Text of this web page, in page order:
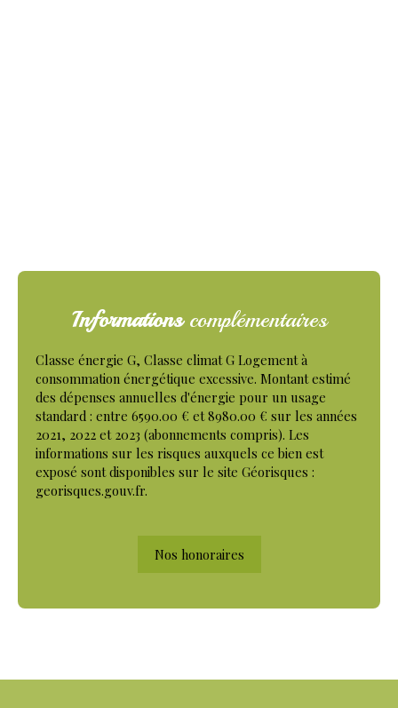
Informationscomplémentaires
Classe énergie G, Classe climat G Logement à
consommation énergétique excessive. Montant estimé
des dépenses annuelles d'énergie pour un usage
standard : entre 6590.00 € et 8980.00 € sur les années
2021, 2022 et 2023 (abonnements compris). Les
informations sur les risques auxquels ce bien est
exposé sont disponibles sur le site Géorisques :
georisques.gouv.fr.
Nos honoraires